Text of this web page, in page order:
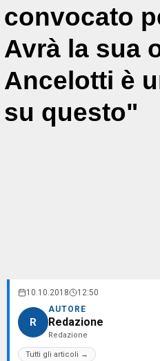
convocato
Avrà la sua
Ancelotti è
su questo"
10.10.2018 12:50
R
AUTORE
Redazione
Redazione
Tutti gli articoli →